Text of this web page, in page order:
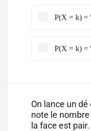
P(X = k) =
P(X = k) =
On lance un
note le
la face est pair.